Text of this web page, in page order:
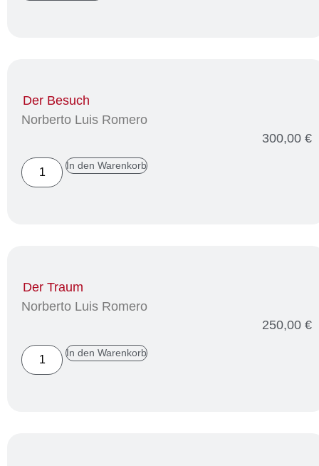
Der Besuch
Norberto Luis Romero
300,00 €
In den Warenkorb
Der Traum
Norberto Luis Romero
250,00 €
In den Warenkorb